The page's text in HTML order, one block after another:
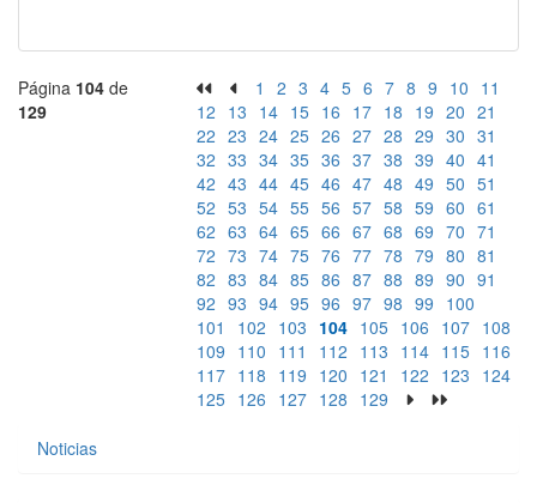
Página 104 de
129
1 2 3 4 5 6 7 8 9 10 11
12 13 14 15 16 17 18 19 20 21
22 23 24 25 26 27 28 29 30 31
32 33 34 35 36 37 38 39 40 41
42 43 44 45 46 47 48 49 50 51
52 53 54 55 56 57 58 59 60 61
62 63 64 65 66 67 68 69 70 71
72 73 74 75 76 77 78 79 80 81
82 83 84 85 86 87 88 89 90 91
92 93 94 95 96 97 98 99 100
101
102 103 104 105 106 107 108
109 110 111 112 113 114 115 116
117 118 119 120 121 122 123 124
125 126 127 128 129
Noticias